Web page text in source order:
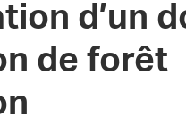
d’un
de forêt